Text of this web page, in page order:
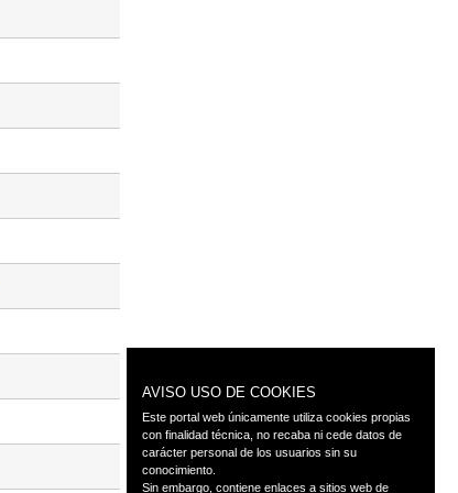
AVISO USO DE COOKIES
Este portal web únicamente utiliza cookies propias
con finalidad técnica, no recaba ni cede datos de
carácter personal de los usuarios sin su
conocimiento.
Sin embargo, contiene enlaces a sitios web de